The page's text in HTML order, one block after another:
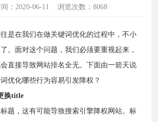
：2020-06-11 浏览次数：8068
是在我们在做关键词优化的过程中，不小
。面对这个问题，我们必须要重视起来，
直接导致网站排名全无。下面由一箭天说
优化哪些行为容易引发降权？
换title
题，这有可能导致搜索引擎降权网站。标